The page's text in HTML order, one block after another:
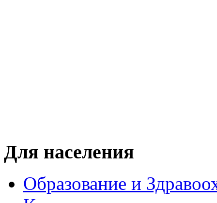
Для населения
Образование и